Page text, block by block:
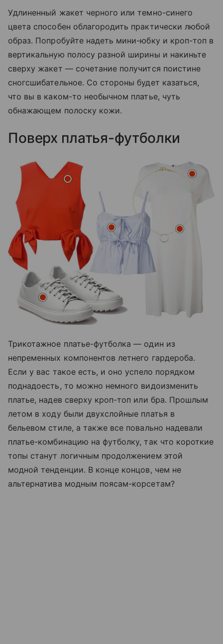
Удлиненный жакет черного или темно-синего
цвета способен облагородить практически любой
образ. Попробуйте надеть мини-юбку и кроп-топ в
вертикальную полосу разной ширины и накиньте
сверху жакет — сочетание получится поистине
сногсшибательное. Со стороны будет казаться,
что вы в каком-то необычном платье, чуть
обнажающем полоску кожи.
Поверх платья-футболки
Трикотажное платье-футболка — один из
непременных компонентов летнего гардероба.
Если у вас такое есть, и оно успело порядком
поднадоесть, то можно немного видоизменить
платье, надев сверху кроп-топ или бра. Прошлым
летом в ходу были двухслойные платья в
бельевом стиле, а также все повально надевали
платье-комбинацию на футболку, так что короткие
топы станут логичным продолжением этой
модной тенденции. В конце концов, чем не
альтернатива модным поясам-корсетам?